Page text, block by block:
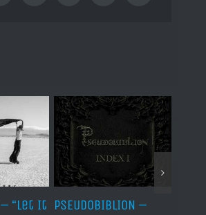
– “Let It PSEUDOBIBLION –